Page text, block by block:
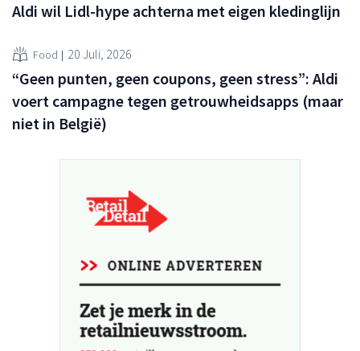
Aldi wil Lidl-hype achterna met eigen kledinglijn
Food 20 Juli, 2026
“Geen punten, geen coupons, geen stress”: Aldi
voert campagne tegen getrouwheidsapps (maar
niet in België)